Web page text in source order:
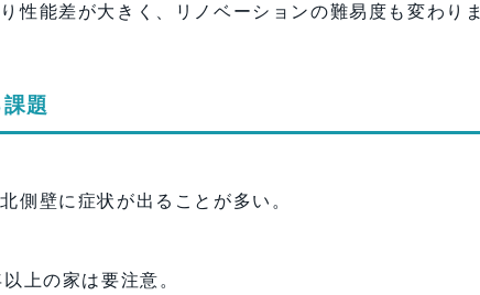
性能差が大きく、リノベーションの難易度も変わりま
題
側壁に症状が出ることが多い。
上の家は要注意。